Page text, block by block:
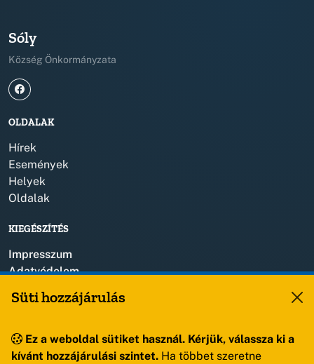
Sóly
Község Önkormányzata
OLDALAK
Hírek
Események
Helyek
Oldalak
KIEGÉSZÍTÉS
Impresszum
Adatvédelem
+36 88 459 150
8193 Sóly, Kossuth Lajos u.57.
Süti hozzájárulás
Ez a weboldal sütiket használ. Kérjük, válassza ki a
kívánt hozzájárulási szintet. Ha többet szeretne